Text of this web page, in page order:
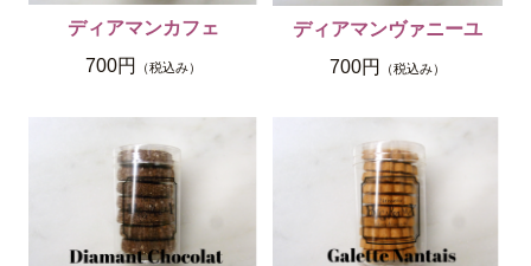
ディアマンカフェ
700円
（税込み）
ディアマンヴァニーユ
700円
（税込み）